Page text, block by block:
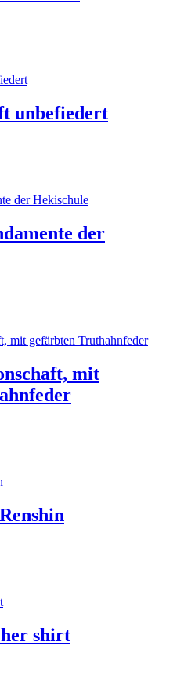
unbefiedert
der
mit
shirt